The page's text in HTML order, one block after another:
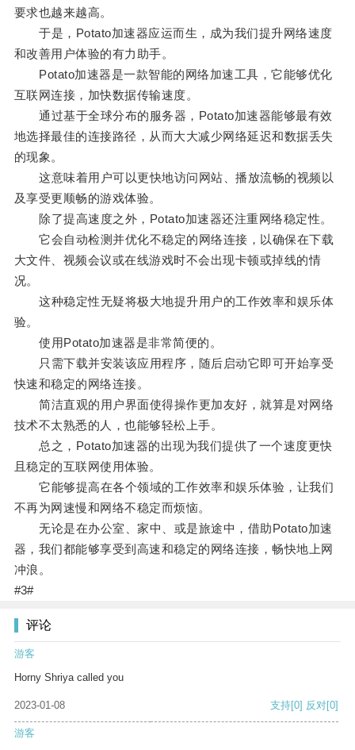
要求也越来越高。
于是，Potato加速器应运而生，成为我们提升网络速度
和改善用户体验的有力助手。
Potato加速器是一款智能的网络加速工具，它能够优化
互联网连接，加快数据传输速度。
通过基于全球分布的服务器，Potato加速器能够最有效
地选择最佳的连接路径，从而大大减少网络延迟和数据丢失
的现象。
这意味着用户可以更快地访问网站、播放流畅的视频以
及享受更顺畅的游戏体验。
除了提高速度之外，Potato加速器还注重网络稳定性。
它会自动检测并优化不稳定的网络连接，以确保在下载
大文件、视频会议或在线游戏时不会出现卡顿或掉线的情
况。
这种稳定性无疑将极大地提升用户的工作效率和娱乐体
验。
使用Potato加速器是非常简便的。
只需下载并安装该应用程序，随后启动它即可开始享受
快速和稳定的网络连接。
简洁直观的用户界面使得操作更加友好，就算是对网络
技术不太熟悉的人，也能够轻松上手。
总之，Potato加速器的出现为我们提供了一个速度更快
且稳定的互联网使用体验。
它能够提高在各个领域的工作效率和娱乐体验，让我们
不再为网速慢和网络不稳定而烦恼。
无论是在办公室、家中、或是旅途中，借助Potato加速
器，我们都能够享受到高速和稳定的网络连接，畅快地上网
冲浪。
#3#
评论
游客
Horny Shriya called you
2023-01-08 支持[0] 反对[0]
游客